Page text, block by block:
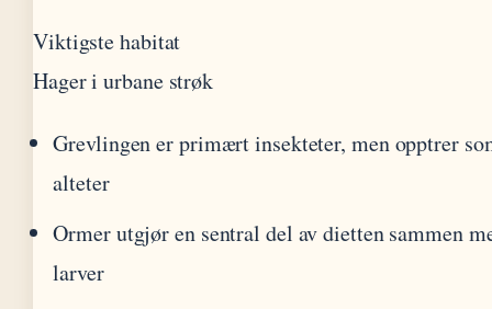
Viktigste habitat
Hager i urbane strøk
Grevlingen er primært insekteter, men opptrer
alteter
Ormer utgjør en sentral del av dietten sammen
larver